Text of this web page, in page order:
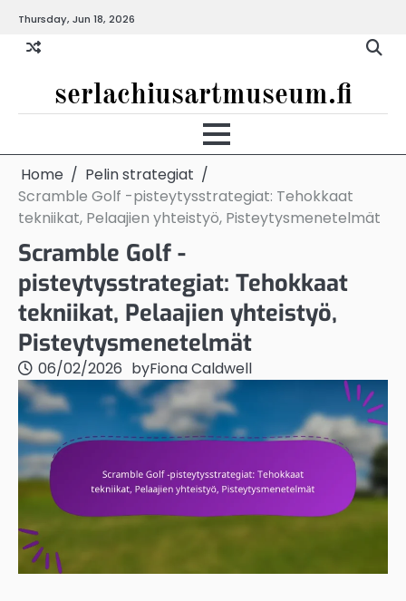
content
Thursday, Jun 18, 2026
serlachiusartmuseum.fi
Home
Pelin strategiat
Scramble Golf -pisteytysstrategiat: Tehokkaat
tekniikat, Pelaajien yhteistyö, Pisteytysmenetelmät
Scramble Golf -
pisteytysstrategiat: Tehokkaat
tekniikat, Pelaajien yhteistyö,
Pisteytysmenetelmät
06/02/2026 byFiona Caldwell